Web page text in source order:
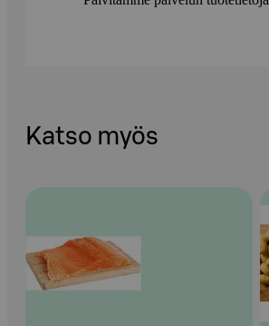
Katso myös